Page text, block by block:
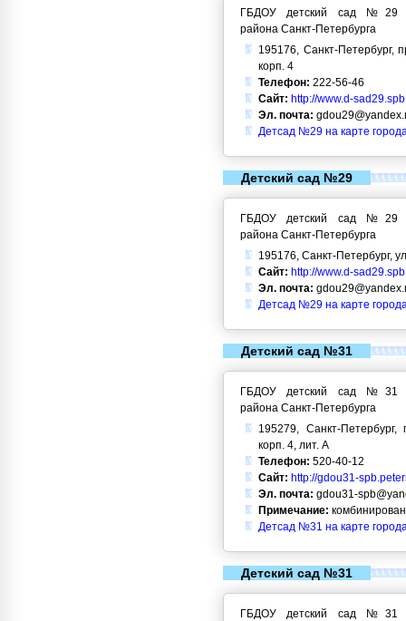
ГБДОУ детский сад №29
района Санкт-Петербурга
195176, Санкт-Петербург,
корп. 4
Телефон: 222-56-46
Сайт: http://www.d-
Эл. почта:
Детсад №29 на карте
Детский сад №29
ГБДОУ детский сад №29
района Санкт-Петербурга
195176, Санкт-Петербург,
Сайт: http://www.d-
Эл. почта:
Детсад №29 на карте
Детский сад №31
ГБДОУ детский сад №31
района Санкт-Петербурга
195279, Санкт-
корп. 4, лит. А
Телефон: 520-40-12
Сайт: http://gdou31-
Эл. почта: gdou31-
Примечание:
Детсад №31 на карте
Детский сад №31
ГБДОУ детский сад №31